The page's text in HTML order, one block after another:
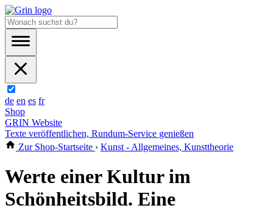
de en es fr
Shop
GRIN Website
Texte veröffentlichen, Rundum-Service genießen
Zur Shop-Startseite › Kunst - Allgemeines, Kunsttheorie
Werte einer Kultur im
Schönheitsbild. Eine